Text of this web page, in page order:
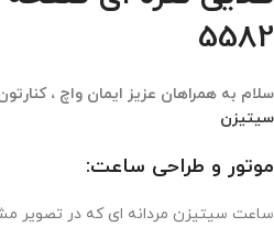
5582
سلام به همراهان عزیز ایمان واچ ،
سیتیزن
موتور و طراحی ساعت:
ساعت سیتیزن مردانه ای که در تصویر